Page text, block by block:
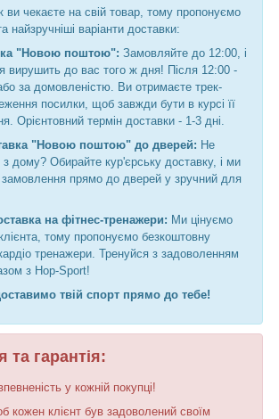
ви чекаєте на свій товар, тому пропонуємо
найзручніші варіанти доставки:
"Новою поштою": Замовляйте до 12:00, і
вирушить до вас того ж дня! Після 12:00 -
за домовленістю. Ви отримаєте трек-
посилки, щоб завжди бути в курсі її
Орієнтовний термін доставки - 1-3 дні.
"Новою поштою" до дверей: Не
дому? Обирайте кур'єрську доставку, і ми
прямо до дверей у зручний для
на фітнес-тренажери: Ми цінуємо
тому пропонуємо безкоштовну
тренажери. Тренуйся з задоволенням
з Hop-Sport!
твій спорт прямо до тебе!
та гарантія:
у кожній покупці!
кожен клієнт був задоволений своїм